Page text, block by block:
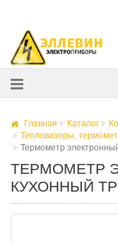
Главная Каталог
Тепловизоры,
Термометр
ТЕРМОМЕТР
КУХОННЫЙ